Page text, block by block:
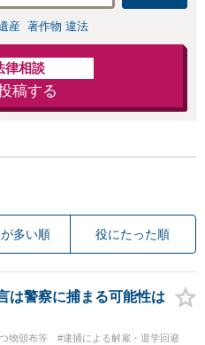
産 著作物 違法
律相談
稿する
多い順 役にたった順
は警察に捕まる可能性は
物頒布等 #逮捕による解雇・退学回避